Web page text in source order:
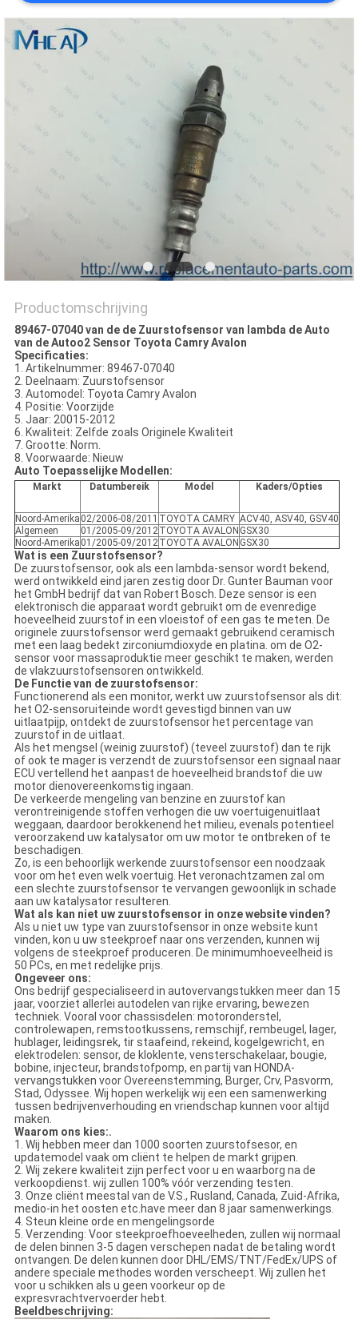
PRIVACY
POLICY
Productomschrijving
89467-07040 van de de Zuurstofsensor van lambda de Auto
van de Autoo2 Sensor Toyota Camry Avalon
Specificaties:
1. Artikelnummer: 89467-07040
2. Deelnaam: Zuurstofsensor
3. Automodel: Toyota Camry Avalon
4. Positie: Voorzijde
5. Jaar: 20015-2012
6. Kwaliteit: Zelfde zoals Originele Kwaliteit
7. Grootte: Norm.
8. Voorwaarde: Nieuw
Auto Toepasselijke Modellen:
Markt Datumbereik Model Kaders/Opties
Noord-Amerika 02/2006-08/2011 TOYOTA CAMRY ACV40, ASV40, GSV40
Algemeen
01/2005-09/2012TOYOTA AVALON GSX30
Noord-Amerika 01/2005-09/2012TOYOTA AVALON GSX30
Wat is een Zuurstofsensor?
De zuurstofsensor, ook als een lambda-sensor wordt bekend,
werd ontwikkeld eind jaren zestig door Dr. Gunter Bauman voor
het GmbH bedrijf dat van Robert Bosch. Deze sensor is een
elektronisch die apparaat wordt gebruikt om de evenredige
hoeveelheid zuurstof in een vloeistof of een gas te meten. De
originele zuurstofsensor werd gemaakt gebruikend ceramisch
met een laag bedekt zirconiumdioxyde en platina. om de O2-
sensor voor massaproduktie meer geschikt te maken, werden
de vlakzuurstofsensoren ontwikkeld.
De Functie van de zuurstofsensor:
Functionerend als een monitor, werkt uw zuurstofsensor als dit:
het O2-sensoruiteinde wordt gevestigd binnen van uw
uitlaatpijp, ontdekt de zuurstofsensor het percentage van
zuurstof in de uitlaat.
Als het mengsel (weinig zuurstof) (teveel zuurstof) dan te rijk
of ook te mager is verzendt de zuurstofsensor een signaal naar
ECU vertellend het aanpast de hoeveelheid brandstof die uw
motor dienovereenkomstig ingaan.
De verkeerde mengeling van benzine en zuurstof kan
verontreinigende stoffen verhogen die uw voertuigenuitlaat
weggaan, daardoor berokkenend het milieu, evenals potentieel
veroorzakend uw katalysator om uw motor te ontbreken of te
beschadigen.
Zo, is een behoorlijk werkende zuurstofsensor een noodzaak
voor om het even welk voertuig. Het veronachtzamen zal om
een slechte zuurstofsensor te vervangen gewoonlijk in schade
aan uw katalysator resulteren.
Wat als kan niet uw zuurstofsensor in onze website vinden?
Als u niet uw type van zuurstofsensor in onze website kunt
vinden, kon u uw steekproef naar ons verzenden, kunnen wij
volgens de steekproef produceren. De minimumhoeveelheid is
50 PCs, en met redelijke prijs.
Ongeveer ons:
Ons bedrijf gespecialiseerd in autovervangstukken meer dan 15
jaar, voorziet allerlei autodelen van rijke ervaring, bewezen
techniek. Vooral voor chassisdelen: motoronderstel,
controlewapen, remstootkussens, remschijf, rembeugel, lager,
hublager, leidingsrek, tir staafeind, rekeind, kogelgewricht, en
elektrodelen: sensor, de kloklente, vensterschakelaar, bougie,
bobine, injecteur, brandstofpomp, en partij van HONDA-
vervangstukken voor Overeenstemming, Burger, Crv, Pasvorm,
Stad, Odyssee. Wij hopen werkelijk wij een een samenwerking
tussen bedrijvenverhouding en vriendschap kunnen voor altijd
maken.
Waarom ons kies:.
1. Wij hebben meer dan 1000 soorten zuurstofsesor, en
updatemodel vaak om cliënt te helpen de markt grijpen.
2. Wij zekere kwaliteit zijn perfect voor u en waarborg na de
verkoopdienst. wij zullen 100% vóór verzending testen.
3. Onze cliënt meestal van de V.S., Rusland, Canada, Zuid-Afrika,
medio-in het oosten etc.have meer dan 8 jaar samenwerkings.
4. Steun kleine orde en mengelingsorde
5. Verzending: Voor steekproefhoeveelheden, zullen wij normaal
de delen binnen 3-5 dagen verschepen nadat de betaling wordt
ontvangen. De delen kunnen door DHL/EMS/TNT/FedEx/UPS of
andere speciale methodes worden verscheept. Wij zullen het
voor u schikken als u geen voorkeur op de
expresvrachtvervoerder hebt.
Beeldbeschrijving: